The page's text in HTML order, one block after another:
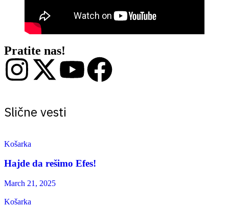
Pratite nas!
Slične vesti
Košarka
Hajde da rešimo Efes!
March 21, 2025
Košarka